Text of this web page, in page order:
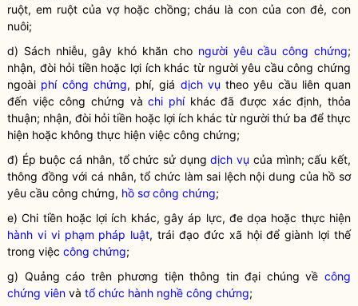
ruột, em ruột của vợ hoặc chồng; cháu là con của con đẻ, con
nuôi;
d) Sách nhiễu, gây khó khăn cho người yêu cầu công chứng;
nhận, đòi hỏi tiền hoặc lợi ích khác từ người yêu cầu công chứng
ngoài phí công chứng, phí, giá dịch vụ theo yêu cầu liên quan
đến việc công chứng vàchi phíkhác đã được xác định, thỏa
thuận; nhận, đòi hỏi tiền hoặc lợi ích khác từ người thứ ba để thực
hiện hoặc không thực hiện việc công chứng;
đ) Ép buộc cá nhân, tổ chức sử dụngdịch vụ của mình; cấu kết,
thông đồng với cá nhân, tổ chức làm sai lệch nội dung của hồ sơ
yêu cầu công chứng, hồ sơ công chứng;
e) Chi tiền hoặc lợi ích khác, gây áp lực, đe dọa hoặc thực hiện
hành vi vi phạm pháp luật, trái đạo đức xã hội để giành lợi thế
trong việc công chứng;
g) Quảng cáo trên phương tiện thông tin đại chúng về công
chứng viên và tổ chức hành nghề công chứng;